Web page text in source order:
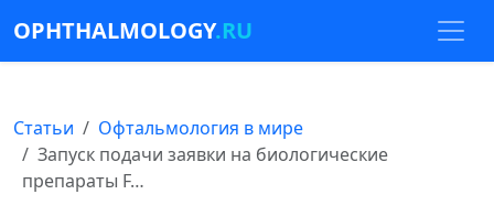
OPHTHALMOLOGY.RU
Статьи
Офтальмология в мире
Запуск подачи заявки на биологические
препараты F…